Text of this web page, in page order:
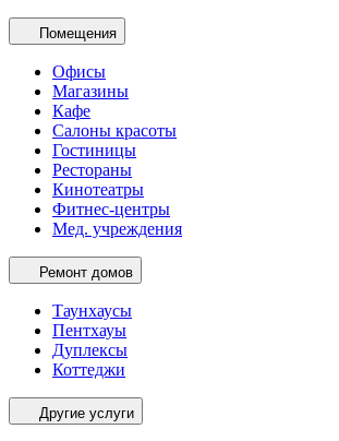
Помещения
Офисы
Магазины
Кафе
Салоны красоты
Гостиницы
Рестораны
Кинотеатры
Фитнес-центры
Мед. учреждения
Ремонт домов
Таунхаусы
Пентхауы
Дуплексы
Коттеджи
Другие услуги